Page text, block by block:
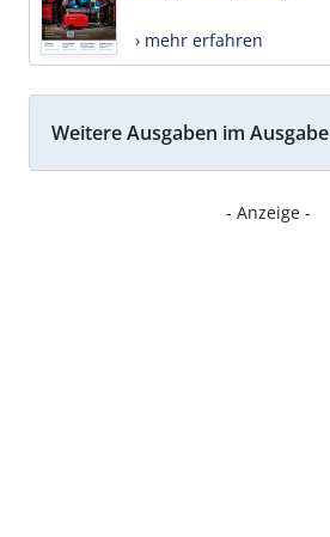
› mehr erfahren
Weitere Ausgaben im
- Anzeige -